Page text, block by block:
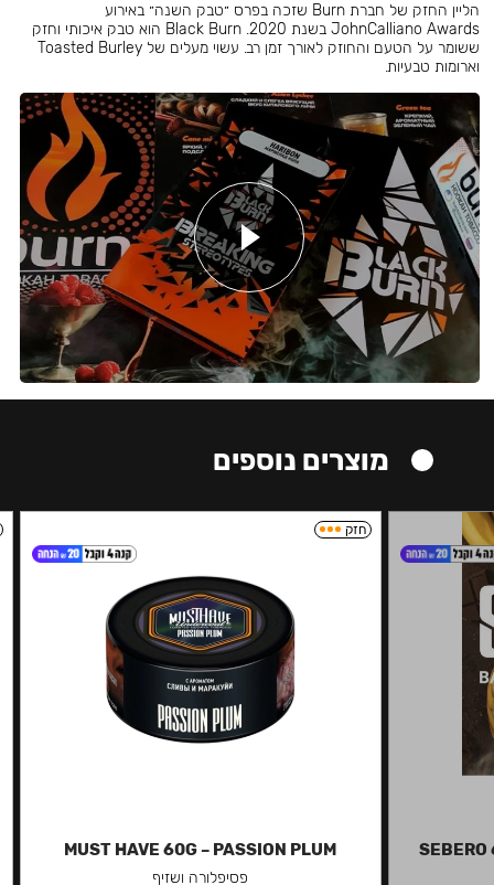
הליין החזק של חברת Burn שזכה בפרס ״טבק השנה״ באירוע
JohnCalliano Awards בשנת 2020. Black Burn הוא טבק איכותי וחזק
ששומר על הטעם והחוזק לאורך זמן רב. עשוי מעלים של Toasted Burley
וארומות טבעיות.
מוצרים נוספים
SEBERO
חזק
MUST HAVE 60G – PASSION PLUM
פסיפלורה ושזיף